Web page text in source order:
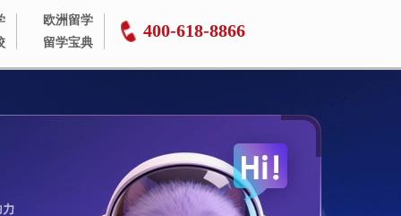
欧洲留学
留学宝典
400-618-8866